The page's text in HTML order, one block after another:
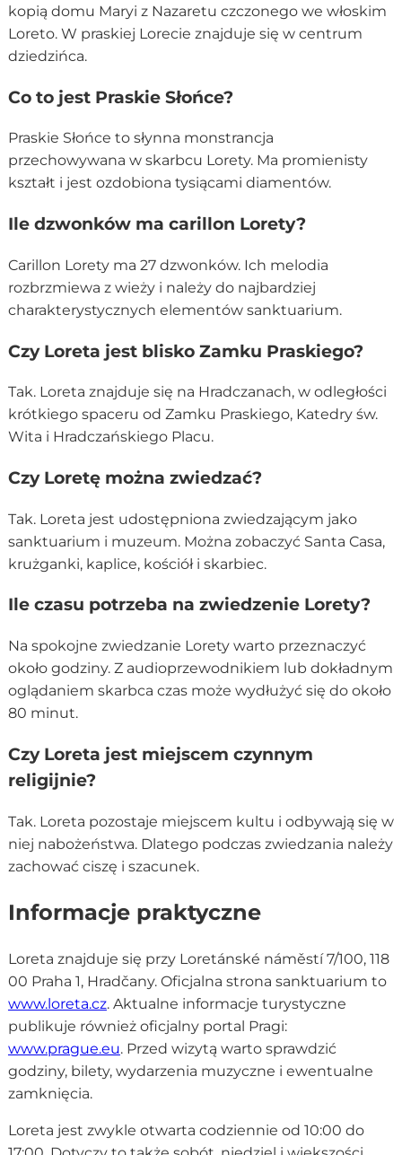
kopią domu Maryi z Nazaretu czczonego we włoskim
Loreto. W praskiej Lorecie znajduje się w centrum
dziedzińca.
Co to jest Praskie Słońce?
Praskie Słońce to słynna monstrancja
przechowywana w skarbcu Lorety. Ma promienisty
kształt i jest ozdobiona tysiącami diamentów.
Ile dzwonków ma carillon Lorety?
Carillon Lorety ma 27 dzwonków. Ich melodia
rozbrzmiewa z wieży i należy do najbardziej
charakterystycznych elementów sanktuarium.
Czy Loreta jest blisko Zamku Praskiego?
Tak. Loreta znajduje się na Hradczanach, w odległości
krótkiego spaceru od Zamku Praskiego, Katedry św.
Wita i Hradczańskiego Placu.
Czy Loretę można zwiedzać?
Tak. Loreta jest udostępniona zwiedzającym jako
sanktuarium i muzeum. Można zobaczyć Santa Casa,
krużganki, kaplice, kościół i skarbiec.
Ile czasu potrzeba na zwiedzenie Lorety?
Na spokojne zwiedzanie Lorety warto przeznaczyć
około godziny. Z audioprzewodnikiem lub dokładnym
oglądaniem skarbca czas może wydłużyć się do około
80 minut.
Czy Loreta jest miejscem czynnym
religijnie?
Tak. Loreta pozostaje miejscem kultu i odbywają się w
niej nabożeństwa. Dlatego podczas zwiedzania należy
zachować ciszę i szacunek.
Informacje praktyczne
Loreta znajduje się przy Loretánské náměstí 7/100, 118
00 Praha 1, Hradčany. Oficjalna strona sanktuarium to
www.loreta.cz. Aktualne informacje turystyczne
publikuje również oficjalny portal Pragi:
www.prague.eu. Przed wizytą warto sprawdzić
godziny, bilety, wydarzenia muzyczne i ewentualne
zamknięcia.
Loreta jest zwykle otwarta codziennie od 10:00 do